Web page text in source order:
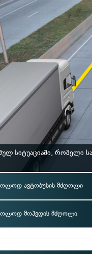
სიტუაციაში, რომელი
ავტობუსის მძღოლი
მოპედის მძღოლი